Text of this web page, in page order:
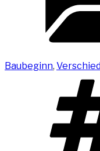
Baubeginn,